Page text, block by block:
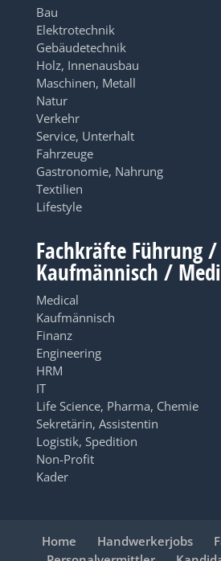
Bau
Elektrotechnik
Gebäudetechnik
Holz, Innenausbau
Maschinen, Metall
Natur
Verkehr
Service, Unterhalt
Fahrzeuge
Gastronomie, Nahrung
Textilien
Lifestyle
Fachkräfte Führung /
Kaufmännisch /
Medical
Kaufmännisch
Finanz
Engineering
HRM
IT
Life Science, Pharma, Chemie
Sekretärin, Assistentin
Logistik, Spedition
Non-Profit
Kader
Home Handwerkerjobs